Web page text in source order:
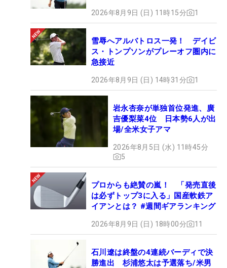
2026年8月9日 (日) 11時15分 1
雪辱へアルバトロス一発！ デイビ
ス・トンプソンがプレーオフ圏内に
急接近
2026年8月9日 (日) 14時31分 1
岩永杏奈が単独首位発進、廣
吉優梨菜4位 日本勢6人が出
場/全米女子アマ
2026年8月5日 (水) 11時45分
5
プロからも絶賛の嵐！ 「発売直後
は必ずトップ3に入る」国産軟鉄ア
イアンとは？ #週間ギアランキング
2026年8月9日 (日) 18時00分 11
石川遼は終盤の4連続バーディで決
勝進出 杉浦悠太は予選落ち/米男